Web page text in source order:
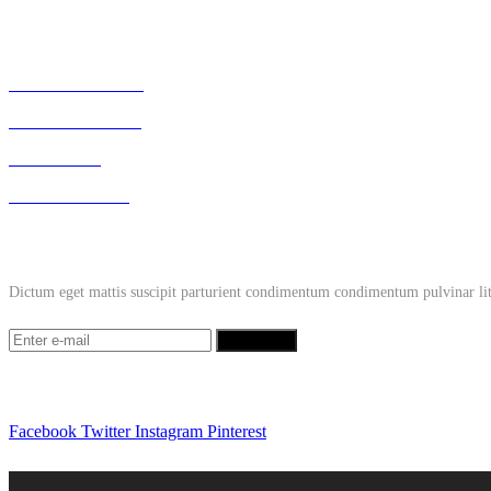
Dictum eget mattis suscipit parturient condimentum condimentum pulvinar
Facebook Twitter Instagram Pinterest